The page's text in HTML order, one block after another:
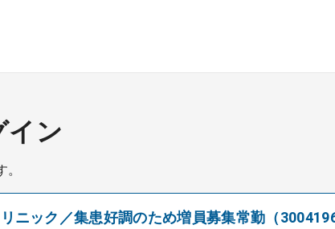
イン
ニック／集患好調のため増員募集常勤（